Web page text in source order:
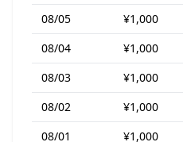
08/05
¥1,000
08/04
¥1,000
08/03
¥1,000
08/02
¥1,000
08/01
¥1,000